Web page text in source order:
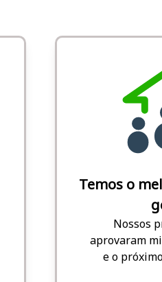
Temos o
Nossos
aprovaram
e o